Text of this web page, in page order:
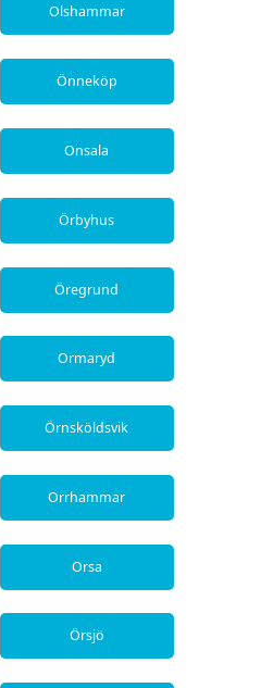
Olshammar
Önneköp
Onsala
Örbyhus
Öregrund
Ormaryd
Örnsköldsvik
Orrhammar
Orsa
Örsjö